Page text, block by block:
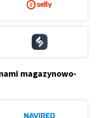
magazynowo-